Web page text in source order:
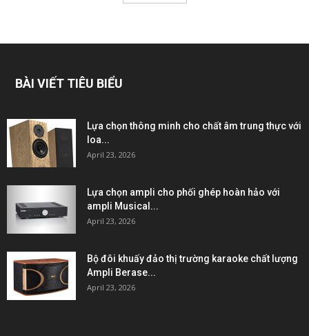
BÀI VIẾT TIÊU BIỂU
Lựa chọn thông minh cho chất âm trung thực với
loa...
April 23, 2026
Lựa chọn ampli cho phối ghép hoàn hảo với
ampli Musical...
April 23, 2026
Bộ đôi khuấy đảo thị trường karaoke chất lượng
Ampli Berase...
April 23, 2026